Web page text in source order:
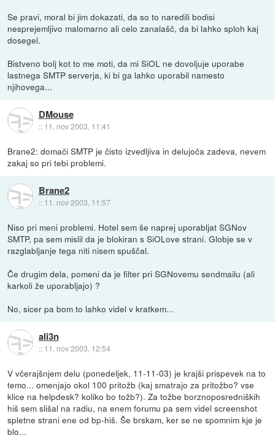
Se pravi, moral bi jim dokazati, da so to naredili bodisi
nesprejemljivo malomarno ali celo zanalašč, da bi lahko sploh kaj
dosegel.
Bistveno bolj kot to me moti, da mi SiOL ne dovoljuje uporabe
lastnega SMTP serverja, ki bi ga lahko uporabil namesto
njihovega...
DMouse
:: 11. nov 2003, 11:41
Brane2: domači SMTP je čisto izvedljiva in delujoča zadeva, nevem
zakaj so pri tebi problemi.
Brane2
:: 11. nov 2003, 11:57
Niso pri meni problemi. Hotel sem še naprej uporabljat SGNov
SMTP, pa sem mislil da je blokiran s SiOLove strani. Globje se v
razglabljanje tega niti nisem spuščal.
Če drugim dela, pomeni da je filter pri SGNovemu sendmailu (ali
karkoli že uporabljajo) ?
No, sicer pa bom to lahko videl v kratkem...
ali3n
:: 11. nov 2003, 12:54
V včerajšnjem delu (ponedeljek, 11-11-03) je krajši prispevek na to
temo... omenjajo okol 100 pritožb (kaj smatrajo za pritožbo? vse
klice na helpdesk? koliko bo tožb?). Za tožbe borznoposredniških
hiš sem slišal na radiu, na enem forumu pa sem videl screenshot
spletne strani ene od bp-hiš. Še brskam, ker se ne spomnim kje je
blo...